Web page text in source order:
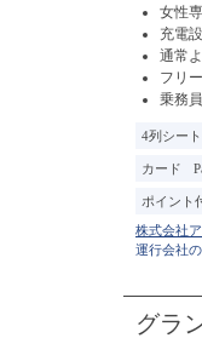
運行会社
4列シート
女性
充電
通常
フリ
乗務
カード
ポイント
グラ